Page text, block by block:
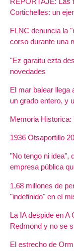
Cortichelles: un
FLNC denuncia la
corso durante una
"Ez garaitu ezta
novedades
El mar balear llega
un grado entero, y
Memoria Historica:
1936 Otsaportillo
"No tengo ni idea",
empresa pública
1,68 millones de
"indefinido" en el
La IA despide en A
Redmond y no se
El estrecho de